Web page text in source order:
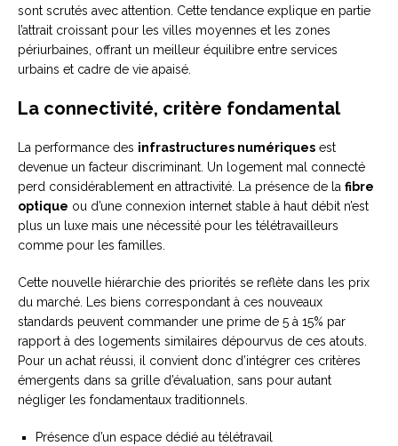
sont scrutés avec attention. Cette tendance explique en partie
l’attrait croissant pour les villes moyennes et les zones
périurbaines, offrant un meilleur équilibre entre services
urbains et cadre de vie apaisé.
La connectivité, critère fondamental
La performance des infrastructures numériques est
devenue un facteur discriminant. Un logement mal connecté
perd considérablement en attractivité. La présence de la fibre
optique ou d’une connexion internet stable à haut débit n’est
plus un luxe mais une nécessité pour les télétravailleurs
comme pour les familles.
Cette nouvelle hiérarchie des priorités se reflète dans les prix
du marché. Les biens correspondant à ces nouveaux
standards peuvent commander une prime de 5 à 15% par
rapport à des logements similaires dépourvus de ces atouts.
Pour un achat réussi, il convient donc d’intégrer ces critères
émergents dans sa grille d’évaluation, sans pour autant
négliger les fondamentaux traditionnels.
Présence d’un espace dédié au télétravail